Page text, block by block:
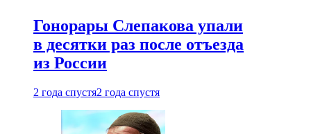
Гонорары Слепакова упали
в десятки раз после отъезда
из России
2 года спустя2 года спустя